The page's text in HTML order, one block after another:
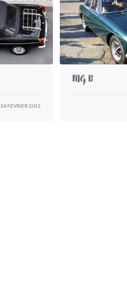
26 FÉVRIER 2012
MG B